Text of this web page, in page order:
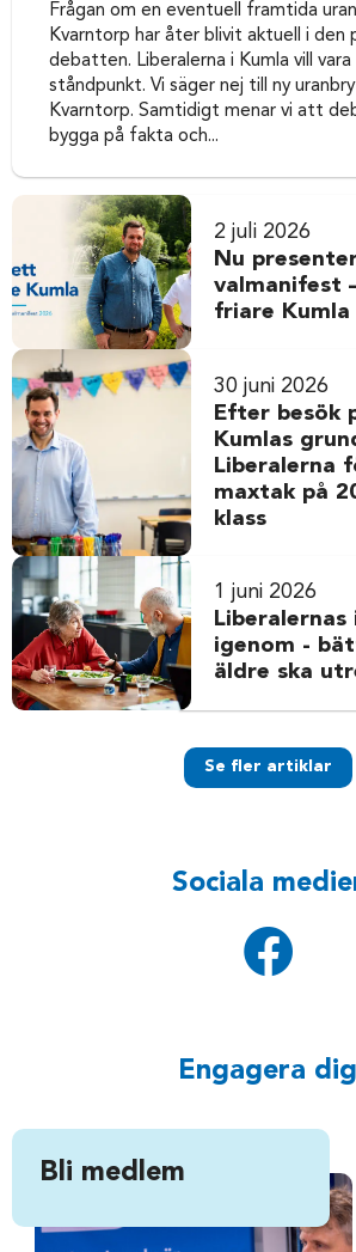
Frågan om en eventuell framtida
Kvarntorp har åter blivit aktuell i den
debatten. Liberalerna i Kumla vill
ståndpunkt. Vi säger nej till ny
Kvarntorp. Samtidigt menar vi att
bygga på fakta och...
2 juli 2026
Nu
valmanifest
friare Kumla
30 juni 2026
Efter besök
Kumlas
Liberalerna
maxtak på
klass
1 juni 2026
igenom -
äldre ska
Se fler artiklar
Sociala
Engagera dig
Bli medlem